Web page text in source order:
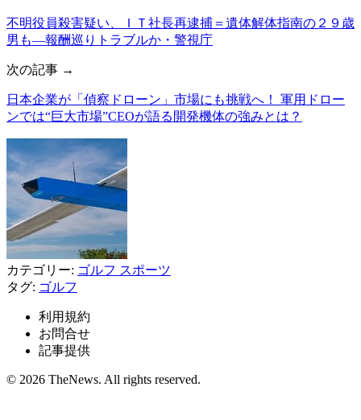
不明役員殺害疑い、ＩＴ社長再逮捕＝遺体解体指南の２９歳
男も―報酬巡りトラブルか・警視庁
次の記事 →
日本企業が「偵察ドローン」市場にも挑戦へ！ 軍用ドロー
ンでは“巨大市場”CEOが語る開発機体の強みとは？
カテゴリー: ゴルフ スポーツ
タグ: ゴルフ
利用規約
お問合せ
記事提供
© 2026 TheNews. All rights reserved.